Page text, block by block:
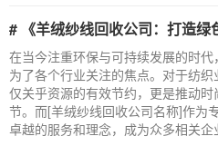
# 《羊绒纱线回收公司：打造绿色时尚的首
在当今注重环保与可持续发展的时
为了各个行业关注的焦点。对于纺
仅关乎资源的有效节约，更是推动
节。而[羊绒纱线回收公司名称]作为
卓越的服务和理念，成为众多相关企